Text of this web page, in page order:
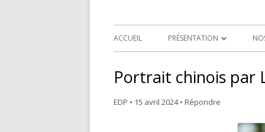
ACCUEIL PRÉSENTATION
Portrait chinois par
EDP • 15 avril 2024 • Répondre